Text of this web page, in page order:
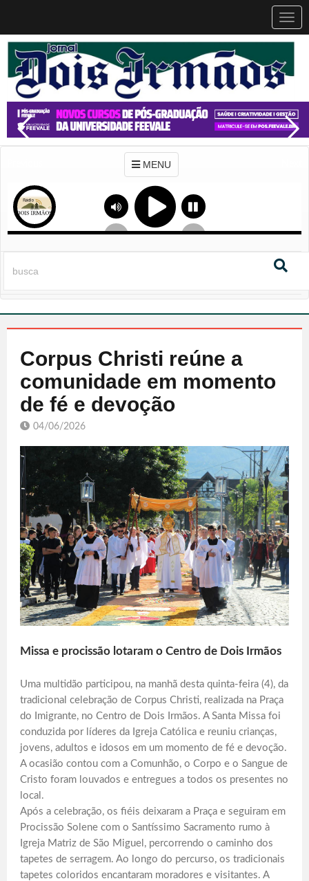
MENU
Corpus Christi reúne a
comunidade em momento
de fé e devoção
04/06/2026
Missa e procissão lotaram o Centro de Dois Irmãos
Uma multidão participou, na manhã desta quinta-feira (4), da
tradicional celebração de Corpus Christi, realizada na Praça
do Imigrante, no Centro de Dois Irmãos. A Santa Missa foi
conduzida por líderes da Igreja Católica e reuniu crianças,
jovens, adultos e idosos em um momento de fé e devoção.
A ocasião contou com a Comunhão, o Corpo e o Sangue de
Cristo foram louvados e entregues a todos os presentes no
local.
Após a celebração, os fiéis deixaram a Praça e seguiram em
Procissão Solene com o Santíssimo Sacramento rumo à
Igreja Matriz de São Miguel, percorrendo o caminho dos
tapetes de serragem. Ao longo do percurso, os tradicionais
tapetes coloridos encantaram moradores e visitantes. A